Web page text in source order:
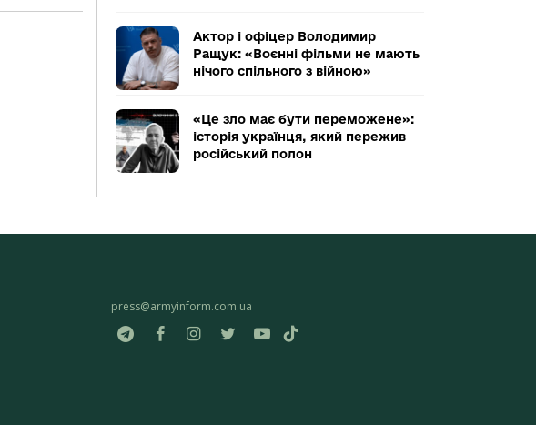
Актор і офіцер Володимир
Ращук: «Воєнні фільми не мають
нічого спільного з війною»
«Це зло має бути переможене»:
історія українця, який пережив
російський полон
press@armyinform.com.ua